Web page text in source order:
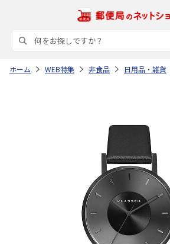
ホーム WEB特集 非食品 日用品・雑貨